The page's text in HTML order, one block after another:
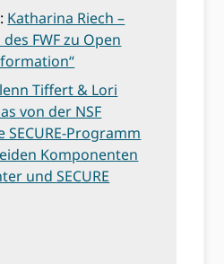
Katharina Riech –
FWF zu Open
Tiffert & Lori
von der NSF
Programm
Komponenten
und SECURE